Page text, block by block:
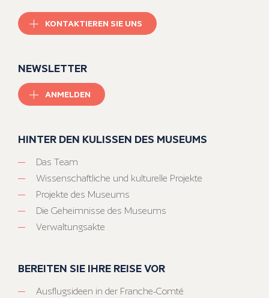
KONTAKTIEREN SIE UNS
NEWSLETTER
ANMELDEN
HINTER DEN KULISSEN DES MUSEUMS
Das Team
Wissenschaftliche und kulturelle Projekte
Projekte des Museums
Die Geheimnisse des Museums
Verwaltungsakte
BEREITEN SIE IHRE REISE VOR
Ausflugsideen in der Franche-Comté